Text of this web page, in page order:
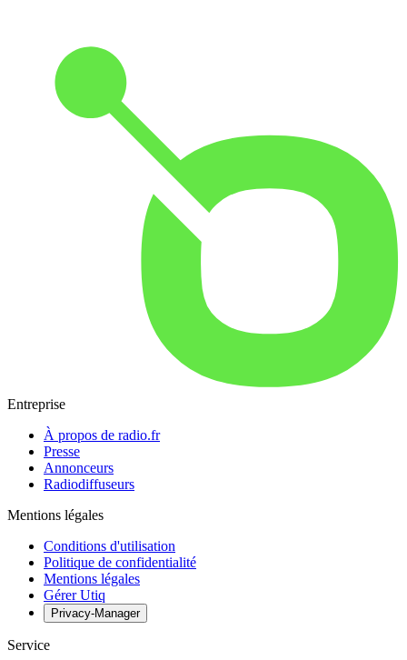
Entreprise
À propos de radio.fr
Presse
Annonceurs
Radiodiffuseurs
Mentions légales
Conditions d'utilisation
Politique de confidentialité
Mentions légales
Gérer Utiq
Privacy-Manager
Service